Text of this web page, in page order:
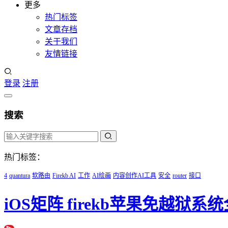
更多
热门标签
文章存档
关于我们
友情链接
登录 注册
搜索
热门标签：
4 quantura 软路由 Firekb AI 工作 AI绘画 内容创作AI工具 安全 router 接口
iOS矩阵 firekb苹果免越狱系统